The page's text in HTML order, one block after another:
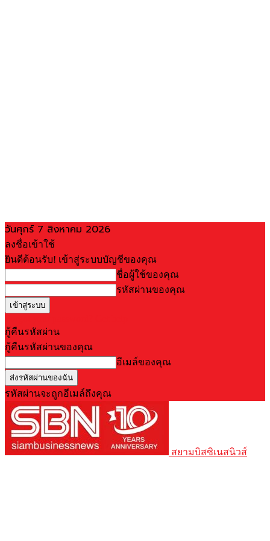
วันศุกร์ 7 สิงหาคม 2026
ลงชื่อเข้าใช้
ยินดีต้อนรับ! เข้าสู่ระบบบัญชีของคุณ
ชื่อผู้ใช้ของคุณ
รหัสผ่านของคุณ
กู้คืนรหัสผ่าน
กู้คืนรหัสผ่านของคุณ
อีเมล์ของคุณ
รหัสผ่านจะถูกอีเมล์ถึงคุณ
สยามบิสซิเนสนิวส์